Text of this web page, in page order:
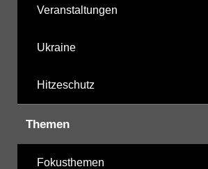
Veranstaltungen
Ukraine
Hitzeschutz
Themen
Fokusthemen